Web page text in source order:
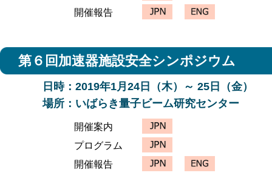
開催報告
第６回加速器施設安全シンポジウム
日時：2019年1月24日（木）～ 25日（金）
場所：いばらき量子ビーム研究センター
開催案内
プログラム
開催報告